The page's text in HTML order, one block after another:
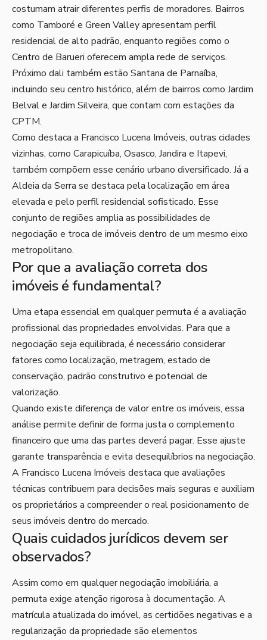
costumam atrair diferentes perfis de moradores. Bairros
como Tamboré e Green Valley apresentam perfil
residencial de alto padrão, enquanto regiões como o
Centro de Barueri oferecem ampla rede de serviços.
Próximo dali também estão Santana de Parnaíba,
incluindo seu centro histórico, além de bairros como Jardim
Belval e Jardim Silveira, que contam com estações da
CPTM.
Como destaca a Francisco Lucena Imóveis, outras cidades
vizinhas, como Carapicuíba, Osasco, Jandira e Itapevi,
também compõem esse cenário urbano diversificado. Já a
Aldeia da Serra se destaca pela localização em área
elevada e pelo perfil residencial sofisticado. Esse
conjunto de regiões amplia as possibilidades de
negociação e troca de imóveis dentro de um mesmo eixo
metropolitano.
Por que a avaliação correta dos
imóveis é fundamental?
Uma etapa essencial em qualquer permuta é a avaliação
profissional das propriedades envolvidas. Para que a
negociação seja equilibrada, é necessário considerar
fatores como localização, metragem, estado de
conservação, padrão construtivo e potencial de
valorização.
Quando existe diferença de valor entre os imóveis, essa
análise permite definir de forma justa o complemento
financeiro que uma das partes deverá pagar. Esse ajuste
garante transparência e evita desequilíbrios na negociação.
A Francisco Lucena Imóveis destaca que avaliações
técnicas contribuem para decisões mais seguras e auxiliam
os proprietários a compreender o real posicionamento de
seus imóveis dentro do mercado.
Quais cuidados jurídicos devem ser
observados?
Assim como em qualquer negociação imobiliária, a
permuta exige atenção rigorosa à documentação. A
matrícula atualizada do imóvel, as certidões negativas e a
regularização da propriedade são elementos